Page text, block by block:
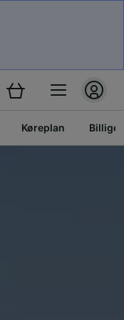
Køreplan Billige